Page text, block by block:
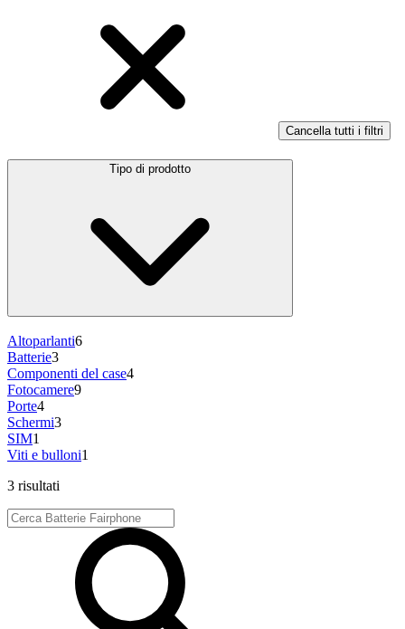
Cancella tutti i filtri
Tipo di prodotto
Altoparlanti6
Batterie3
Componenti del case4
Fotocamere9
Porte4
Schermi3
SIM1
Viti e bulloni1
3 risultati